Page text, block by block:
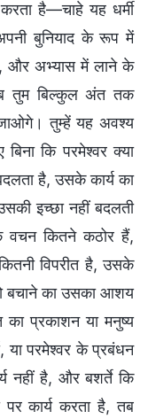
है—चाहे यह धर्मी
बुनियाद के रूप में
और अभ्यास में लाने के
तुम बिल्कुल अंत तक
तुम्हें यह अवश्य
कि परमेश्वर क्या
है, उसके कार्य का
इच्छा नहीं बदलती
कितने कठोर हैं,
विपरीत है, उसके
बचाने का उसका आशय
प्रकाशन या मनुष्य
या परमेश्वर के प्रबंधन
नहीं है, और बशर्ते कि
कार्य करता है, तब